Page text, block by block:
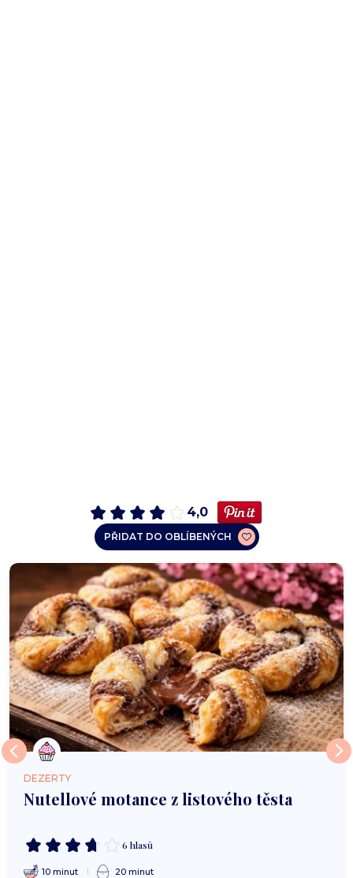
4,0
PŘIDAT DO OBLÍBENÝCH
DEZERTY
Nutellové motance z listového těsta
6 hlasů
10 minut 20 minut